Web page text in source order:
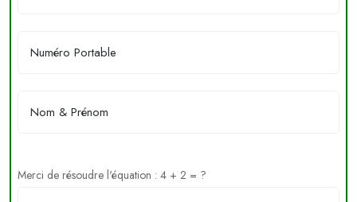
Merci de résoudre l'équation : 4 + 2 = ?